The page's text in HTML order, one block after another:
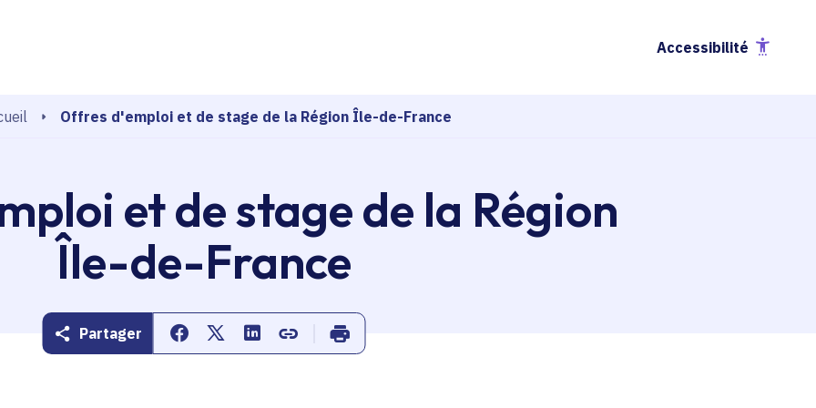
Accessibilité
Offres d'emploi et de stage de la Région Île-de-France
et de stage de la Région
Île-de-France
Partager Partager sur Facebook
Partager sur Twitter
Partager sur Linkedin
Copier dans le presse-papier
Imprimer